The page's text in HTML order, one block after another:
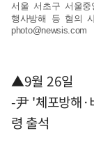
서울 서초구 서울중
행사방해 등 혐의
photo@newsis.com
▲9월 26일
-尹 '체포방해·
령 출석